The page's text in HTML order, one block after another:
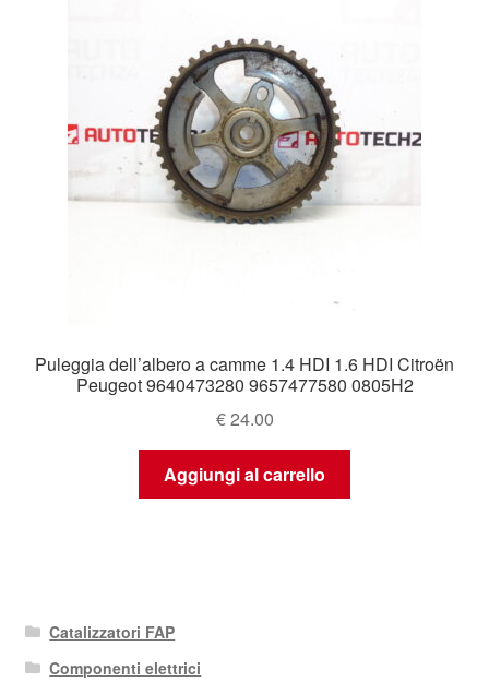
Puleggia dell’albero a camme 1.4 HDI 1.6 HDI Citroën
Peugeot 9640473280 9657477580 0805H2
€24.00
Aggiungi al carrello
Catalizzatori FAP
Componenti elettrici